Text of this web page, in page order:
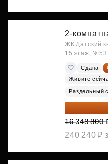
2-
ЖК Датский
15 этаж, №53
Сдана
Живите
Раздельный
12 588
16 348 800
240 240 ₽